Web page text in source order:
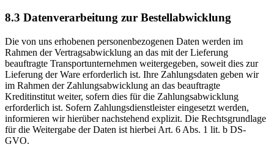
8.3 Datenverarbeitung zur Bestellabwicklung
Die von uns erhobenen personenbezogenen Daten werden im
Rahmen der Vertragsabwicklung an das mit der Lieferung
beauftragte Transportunternehmen weitergegeben, soweit dies zur
Lieferung der Ware erforderlich ist. Ihre Zahlungsdaten geben wir
im Rahmen der Zahlungsabwicklung an das beauftragte
Kreditinstitut weiter, sofern dies für die Zahlungsabwicklung
erforderlich ist. Sofern Zahlungsdienstleister eingesetzt werden,
informieren wir hierüber nachstehend explizit. Die Rechtsgrundlage
für die Weitergabe der Daten ist hierbei Art. 6 Abs. 1 lit. b DS-
GVO.